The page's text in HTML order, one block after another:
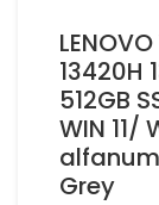
13420H
512GB
WIN 11/
Grey